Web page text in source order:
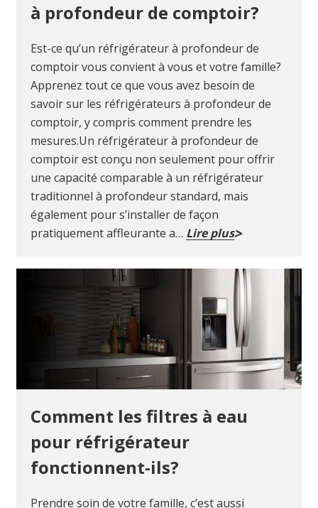
à profondeur de comptoir?
Est-ce qu’un réfrigérateur à profondeur de
comptoir vous convient à vous et votre famille?
Apprenez tout ce que vous avez besoin de
savoir sur les réfrigérateurs à profondeur de
comptoir, y compris comment prendre les
mesures.Un réfrigérateur à profondeur de
comptoir est conçu non seulement pour offrir
une capacité comparable à un réfrigérateur
traditionnel à profondeur standard, mais
également pour s’installer de façon
pratiquement affleurante a… Lire plus
Comment les filtres à eau
pour réfrigérateur
fonctionnent-ils?
Prendre soin de votre famille, c’est aussi